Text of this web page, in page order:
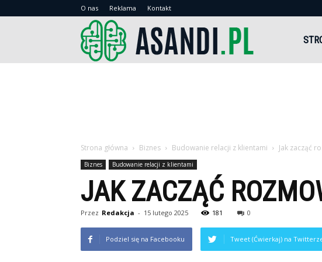
O nas Reklama Kontakt
Strona główna Biznes Budowanie relacji z klientami Jak zacząć
Biznes Budowanie relacji z klientami
JAK ZACZĄĆ
Przez Redakcja - 15 lutego 2025 181 0
Podziel się na Facebooku Tweet (Ćwierkaj) na